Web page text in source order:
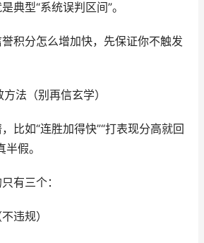
典型“系统误判区间”。
积分怎么增加快，先保证你不触发
法（别再信玄学）
比如“连胜加得快”“打表现分高就回
假。
有三个：
违规）